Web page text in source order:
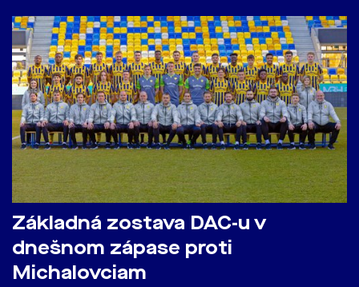
Základná zostava DAC-u v
dnešnom zápase proti
Michalovciam